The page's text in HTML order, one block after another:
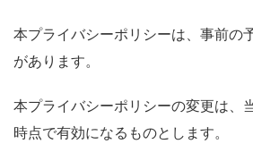
本プライバシーポリシーは、事前の
があります。
本プライバシーポリシーの変更は、
時点で有効になるものとします。